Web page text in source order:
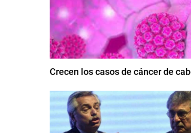
Crecen los casos de cáncer de